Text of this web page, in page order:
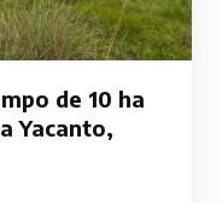
de 10 ha
Yacanto,